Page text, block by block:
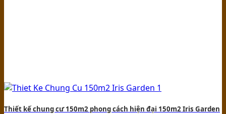
Thiết kế chung cư 150m2 phong cách hiện đại 150m2 Iris Garden